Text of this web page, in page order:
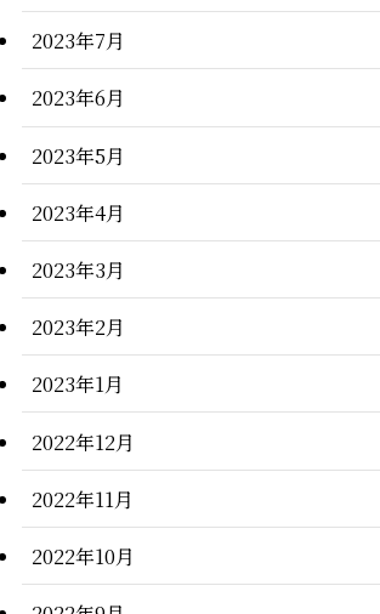
2023年7月
2023年6月
2023年5月
2023年4月
2023年3月
2023年2月
2023年1月
2022年12月
2022年11月
2022年10月